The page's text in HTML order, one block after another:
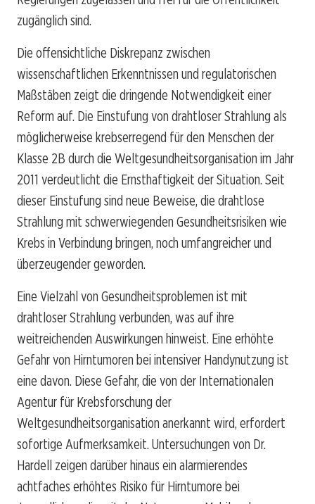
zugänglich sind.
Die offensichtliche Diskrepanz zwischen
wissenschaftlichen Erkenntnissen und regulatorischen
Maßstäben zeigt die dringende Notwendigkeit einer
Reform auf. Die Einstufung von drahtloser Strahlung als
möglicherweise krebserregend für den Menschen der
Klasse 2B durch die Weltgesundheitsorganisation im Jahr
2011 verdeutlicht die Ernsthaftigkeit der Situation. Seit
dieser Einstufung sind neue Beweise, die drahtlose
Strahlung mit schwerwiegenden Gesundheitsrisiken wie
Krebs in Verbindung bringen, noch umfangreicher und
überzeugender geworden.
Eine Vielzahl von Gesundheitsproblemen ist mit
drahtloser Strahlung verbunden, was auf ihre
weitreichenden Auswirkungen hinweist. Eine erhöhte
Gefahr von Hirntumoren bei intensiver Handynutzung ist
eine davon. Diese Gefahr, die von der Internationalen
Agentur für Krebsforschung der
Weltgesundheitsorganisation anerkannt wird, erfordert
sofortige Aufmerksamkeit. Untersuchungen von Dr.
Hardell zeigen darüber hinaus ein alarmierendes
achtfaches erhöhtes Risiko für Hirntumore bei